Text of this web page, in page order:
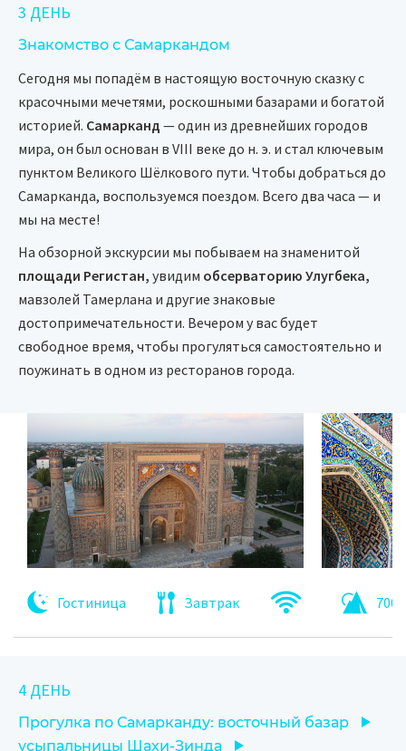
3 ДЕНЬ
Знакомство с Самаркандом
Сегодня мы попадём в настоящую восточную сказку с
красочными мечетями, роскошными базарами и богатой
историей. Самарканд — один из древнейших городов
мира, он был основан в VIII веке до н. э. и стал ключевым
пунктом Великого Шёлкового пути. Чтобы добраться до
Самарканда, воспользуемся поездом. Всего два часа — и
мы на месте!
На обзорной экскурсии мы побываем на знаменитой
площади Регистан, увидим обсерваторию Улугбека,
мавзолей Тамерлана и другие знаковые
достопримечательности. Вечером у вас будет
свободное время, чтобы прогуляться самостоятельно и
поужинать в одном из ресторанов города.
Гостиница Завтрак 700
4 ДЕНЬ
Прогулка по Самарканду: восточный базар
усыпальницы Шахи-Зинда